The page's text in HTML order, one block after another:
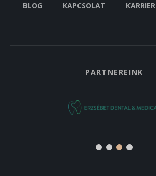
- Orr + orcák
BLOG KAPCSOLAT KARRIER
PARTNEREINK